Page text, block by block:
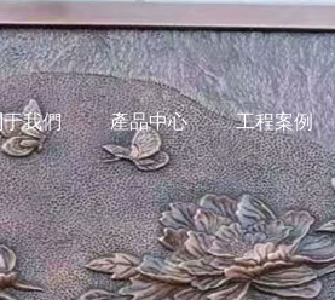
于我們 產品中心 工程案例